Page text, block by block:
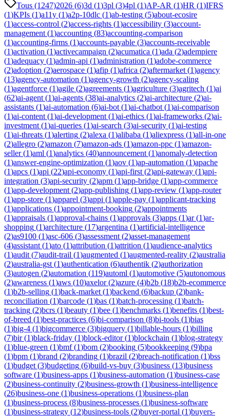
Tous (1247)2026 (6)3d (1)3pl (3)4pl (1)AP-AR (1)HR (1)IFRS
(1)KPIs (1)a11y (1)a2p-10dlc (1)ab-testing (5)about-ecosire
(1)access-control (2)access-rights (1)accessibility (3)account-
management (1)accounting (83)accounting-comparison
(1)accounting-firms (1)accounts-payable (3)accounts-receivable
(1)activation (1)activecampaign (2)acumatica (1)ada (2)adempiere
(1)adequacy (1)admin-api (1)administration (1)adobe-commerce
(2)adoption (2)aerospace (1)afip (1)africa (2)aftermarket (1)agency
(13)agency-automation (1)agency-growth (2)agency-scaling
(1)agentforce (1)agile (2)agreements (1)agriculture (3)agritech (1)ai
(62)ai-agent (1)ai-agents (38)ai-analytics (2)ai-architecture (2)ai-
assistants (1)ai-automation (6)ai-bot (1)ai-chatbot (1)ai-comparison
(1)ai-content (1)ai-development (1)ai-ethics (1)ai-frameworks (2)ai-
investment (1)ai-queries (1)ai-search (3)ai-security (1)ai-testing
(1)ai-threats (1)alerting (2)alexa (1)alibaba (1)aliexpress (1)all-in-one
(2)allegro (2)amazon (7)amazon-ads (1)amazon-ppc (1)amazon-
seller(1)aml (1)analytics (40)announcement (1)anomaly-detection
(1)answer-engine-optimization (1)aov (1)ap-automation (1)apache
(1)apcs (1)api (22)api-economy (1)api-first (2)api-gateway (1)api-
integration (3)api-security (2)apm (1)app-bridge (1)app-commerce
(1)app-development (2)app-publishing (1)app-review (1)app-router
(1)app-store (1)apparel (3)appi (1)apple-pay (1)applicant-tracking
(1)applications (1)appointment-booking (2)appointments
(1)appraisals (1)approval-chains (1)approvals (3)apps (1)ar(1)ar-
shopping (1)architecture (17)argentina (1)artificial-intelligence
(2)as9100 (1)asc-606 (3)assessment (2)asset-management
(4)assistant (1)ato (1)attribution (1)attrition (1)audience-analytics
(1)audit (7)audit-trail (1)augmented (1)augmented-reality (2)australia
(2)australia-gst (1)authentication (6)authentik (2)authorization
(3)autogen (2)automation (119)automl (1)automotive (5)autonomous
(2)awareness (1)aws (10)axelor(2)azure (4)b2b (18)b2b-ecommerce
(1)b2b-selling (1)back-market (1)backend (6)backup (2)bank-
reconciliation (1)barcode (1)bas (1)batch-processing (1)batch-
tracking (2)bcrs (1)beauty (1)bee (1)benchmarks (1)benefits (1)best-
of-breed (1)best-practices (6)bi-comparison (8)bi-tools (1)bias
(1)big-4 (1)bigcommerce (3)bigquery (1)billable-hours (1)billing
(7)bir(1)black-friday (1)block-editor(1)blockchain (1)blog-strategy
(1)blue-green (1)bmf(1)bom (2)booking (5)bookkeeping (9)bpa
(1)bpm (1)brand (2)branding (1)brazil (2)breach-notification (1)bss
(1)budget (3)budgeting (6)build-vs-buy (3)business (13)business
software (1)business-apps (1)business-automation (1)business-case
(2)business-continuity (2)business-growth (1)business-intelligence
(26)business-one (1)business-operations (1)business-plan
(1)business-process (8)business-processes (1)business-software
(1)business-strategy (12)business-tools (2)buyer-portal (1)buyers-